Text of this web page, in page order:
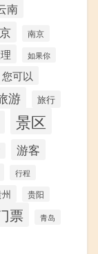
南
南京
如果你
您可以
游
旅行
景区
游客
行程
贵阳
票 青岛